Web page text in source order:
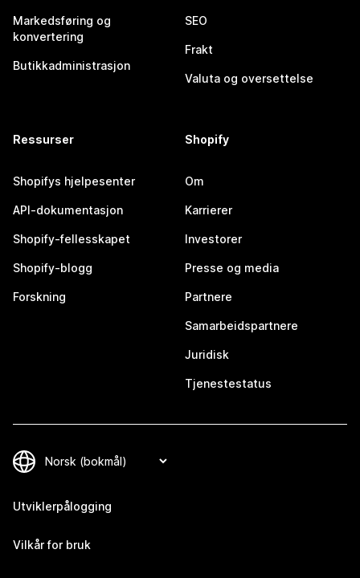
Markedsføring og
konvertering
Butikkadministrasjon
SEO
Frakt
Valuta og oversettelse
Ressurser
Shopifys hjelpesenter
API-dokumentasjon
Shopify-fellesskapet
Shopify-blogg
Forskning
Shopify
Om
Karrierer
Investorer
Presse og media
Partnere
Samarbeidspartnere
Juridisk
Tjenestestatus
Utviklerpålogging
Vilkår for bruk